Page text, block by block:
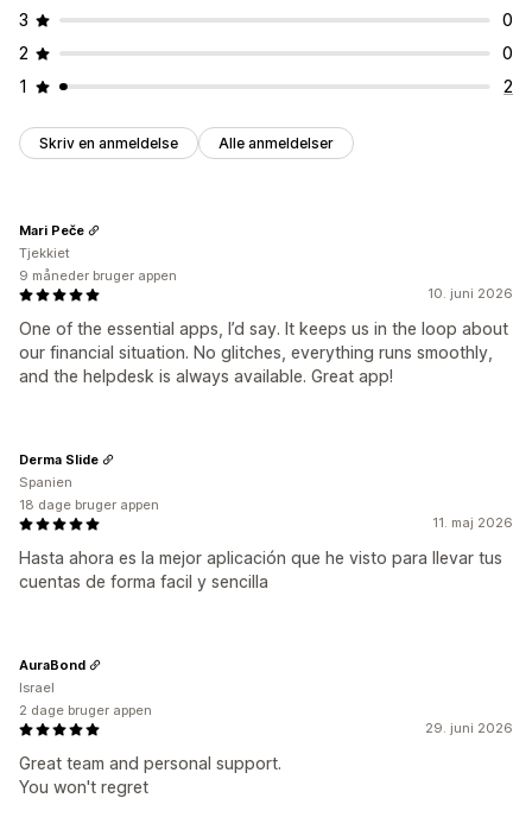
3
0
2
0
1
2
Skriv en anmeldelse Alle anmeldelser
10. juni 2026
One of the essential apps, I’d say. It keeps us in the loop about
our financial situation. No glitches, everything runs smoothly,
and the helpdesk is always available. Great app!
Mari Peče
Tjekkiet
9 måneder bruger appen
11. maj 2026
Hasta ahora es la mejor aplicación que he visto para llevar tus
cuentas de forma facil y sencilla
Derma Slide
Spanien
18 dage bruger appen
29. juni 2026
Great team and personal support.
You won't regret
AuraBond
Israel
2 dage bruger appen